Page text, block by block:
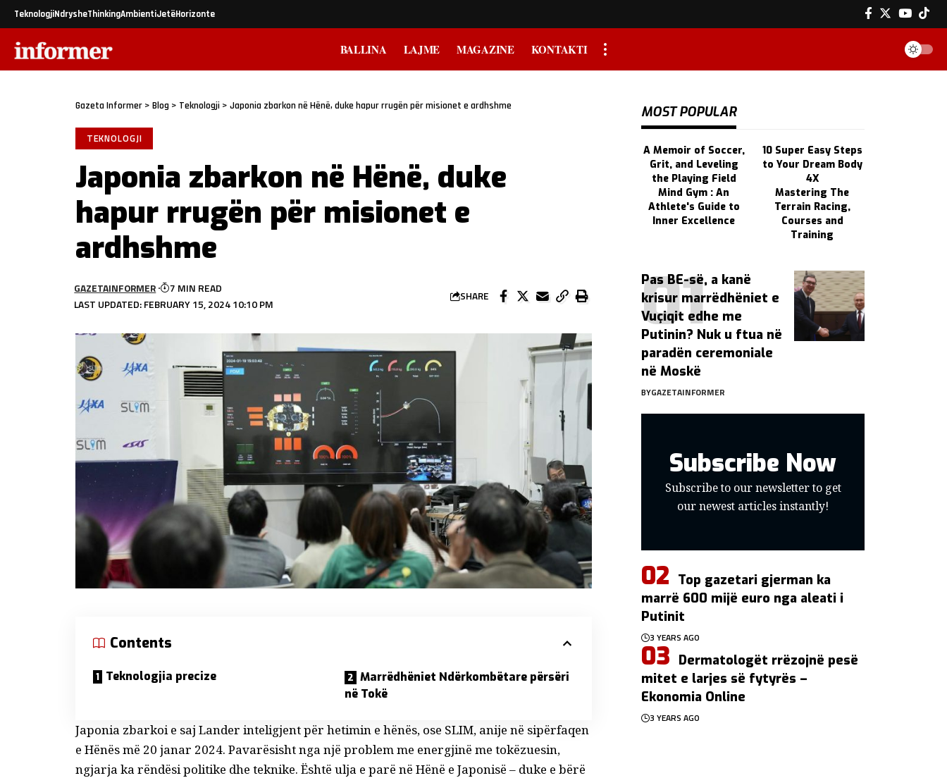
TeknologjiNdrysheThinkingAmbientiJetëHorizonte
BALLINA LAJME MAGAZINE KONTAKTI
Gazeta Informer > Blog > Teknologji > Japonia zbarkon në Hënë, duke hapur rrugën për misionet e ardhshme
TEKNOLOGJI
Japonia zbarkon në Hënë, duke
hapur rrugën për misionet e
ardhshme
LAST UPDATED: FEBRUARY 15, 2024 10:10 PM
GAZETAINFORMER 7 MIN READ
SHARE
Contents
Teknologjia precize
Marrëdhëniet Ndërkombëtare përsëri
në Tokë
Japonia zbarkoi e saj Lander inteligjent për hetimin e hënës, ose SLIM, anije në sipërfaqen
e Hënës më 20 janar 2024. Pavarësisht nga një problem me energjinë me tokëzuesin,
ngjarja ka rëndësi politike dhe teknike. Është ulja e parë në Hënë e Japonisë – duke e bërë
MOST POPULAR
A Memoir of Soccer,
Grit, and Leveling
the Playing Field
10 Super Easy Steps
to Your Dream Body
4X
Mind Gym : An
Athlete's Guide to
Inner Excellence
Mastering The
Terrain Racing,
Courses and
Training
Pas BE-së, a kanë
krisur marrëdhëniet e
Vuçiqit edhe me
Putinin? Nuk u ftua në
paradën ceremoniale
në Moskë
BYGAZETAINFORMER
Subscribe Now
Subscribe to our newsletter to get
our newest articles instantly!
Top gazetari gjerman ka
marrë 600 mijë euro nga aleati i
Putinit
3 YEARS AGO
Dermatologët rrëzojnë pesë
mitet e larjes së fytyrës –
Ekonomia Online
3 YEARS AGO